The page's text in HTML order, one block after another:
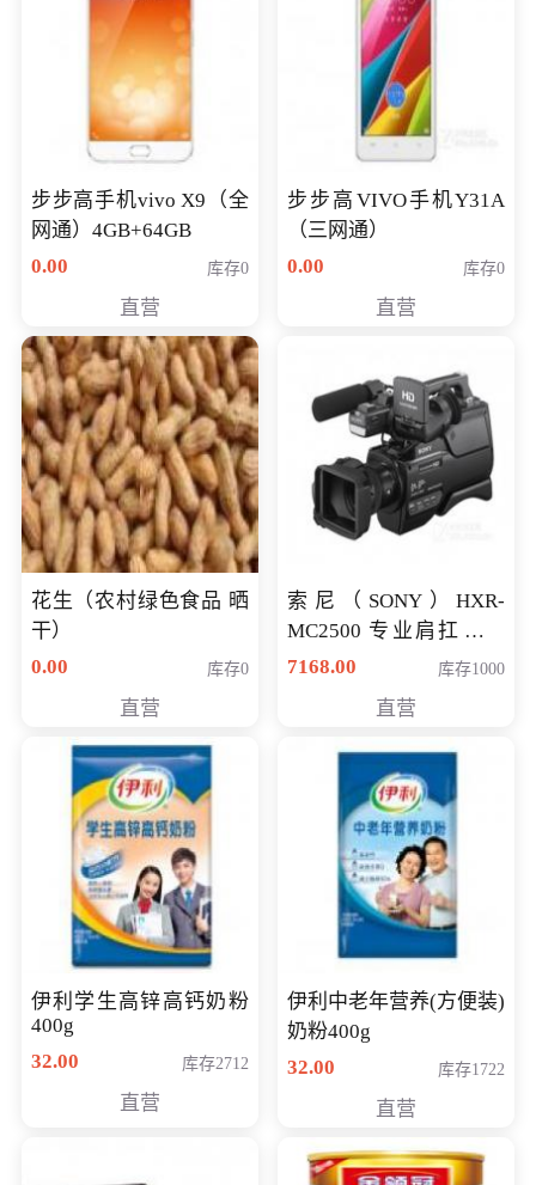
步步高手机vivo X9（全
网通）4GB+64GB
0.00
库存0
直营
步步高VIVO手机Y31A
（三网通）
0.00
库存0
直营
花生（农村绿色食品 晒
干）
0.00
库存0
直营
索尼（SONY）HXR-
MC2500 专业肩扛式存
储卡全高清摄录一体机
清入门级摄像机
7168.00 库存1000
直营
伊利学生高锌高钙奶粉
400g
32.00
库存2712
直营
伊利中老年营养(方便装)
奶粉400g
32.00
库存1722
直营